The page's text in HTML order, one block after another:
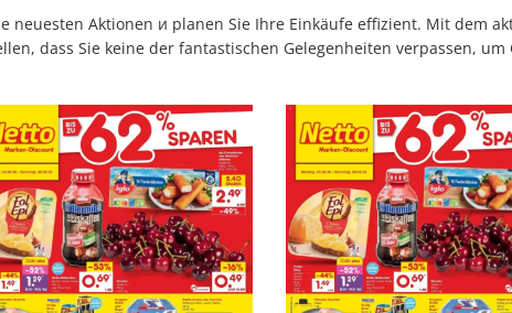
Aktionen и planen Sie Ihre Einkäufe effizient. Mit dem
dass Sie keine der fantastischen Gelegenheiten verpassen, um